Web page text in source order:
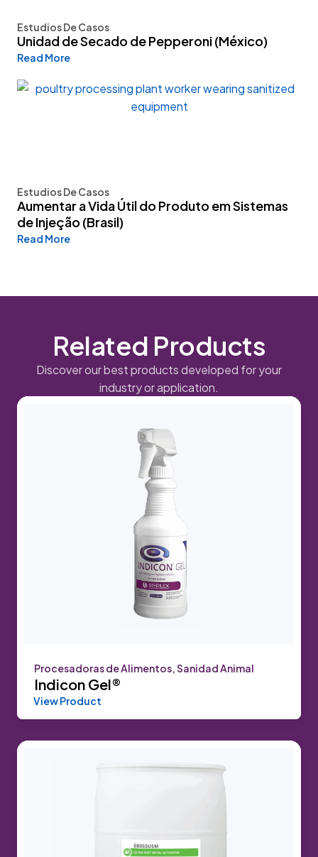
Estudios De Casos
Unidad de Secado de Pepperoni (México)
Read More
Estudios De Casos
Aumentar a Vida Útil do Produto em Sistemas
de Injeção (Brasil)
Read More
Related Products
Discover our best products developed for your
industry or application.
Procesadoras de Alimentos, Sanidad Animal
Indicon Gel®
View Product